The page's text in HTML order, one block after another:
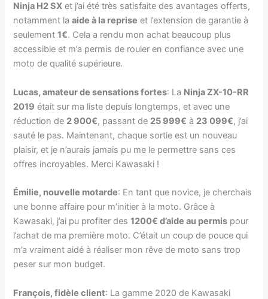
Ninja H2 SX et j’ai été très satisfaite des avantages offerts,
notamment laaide à la reprise et l’extension de garantie à
seulement1€. Cela a rendu mon achat beaucoup plus
accessible et m’a permis de rouler en confiance avec une
moto de qualité supérieure.
Lucas, amateur de sensations fortes: La Ninja ZX-10-RR
2019 était sur ma liste depuis longtemps, et avec une
réduction de 2 900€, passant de 25 999€ à 23 099€, j’ai
sauté le pas. Maintenant, chaque sortie est un nouveau
plaisir, et je n’aurais jamais pu me le permettre sans ces
offres incroyables. Merci Kawasaki !
Émilie, nouvelle motarde: En tant que novice, je cherchais
une bonne affaire pour m’initier à la moto. Grâce à
Kawasaki, j’ai pu profiter des1200€ d’aide au permis pour
l’achat de ma première moto. C’était un coup de pouce qui
m’a vraiment aidé à réaliser mon rêve de moto sans trop
peser sur mon budget.
François, fidèle client: La gamme 2020 de Kawasaki